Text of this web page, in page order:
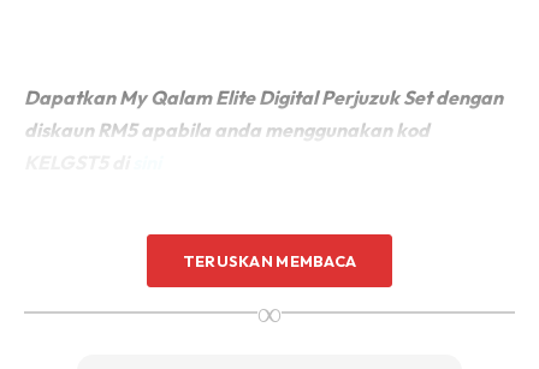
Dapatkan My Qalam Elite Digital Perjuzuk Set dengan
diskaun RM5 apabila anda menggunakan kod
TERUSKAN MEMBACA
∞